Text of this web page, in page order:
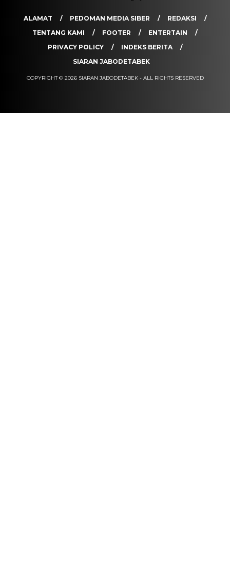
ALAMAT PEDOMAN MEDIA SIBER
REDAKSI
TENTANG KAMI
FOOTER
ENTERTAIN
PRIVACY POLICY
INDEKS BERITA
SIARAN JABODETABEK
COPYRIGHT © 2026 SIARAN JABODETABEK - ALL RIGHTS RESERVED